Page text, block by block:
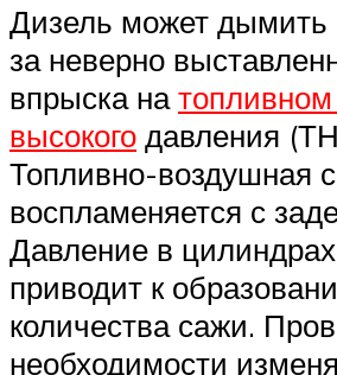
Дизель может
за неверно
впрыска на
высокого давления
Топливно-воздушная
воспламеняется с
Давление в цилиндрах
приводит к
количества сажи.
необходимости